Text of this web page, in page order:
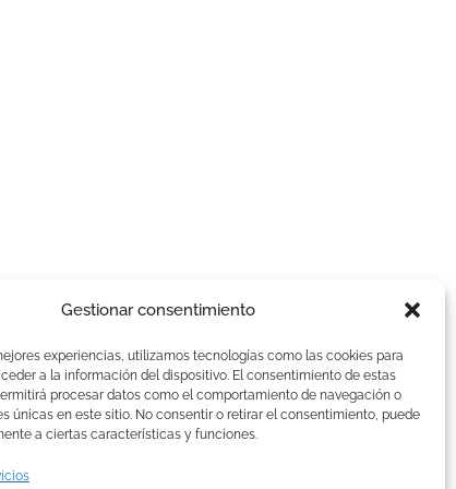
Gestionar consentimiento
experiencias, utilizamos tecnologías como las cookies para
a la información del dispositivo. El consentimiento de estas
procesar datos como el comportamiento de navegación o
únicas en este sitio. No consentir o retirar el consentimiento, puede
a ciertas características y funciones.
Aviso Legal
Politica de Cookies
Política de privacidad